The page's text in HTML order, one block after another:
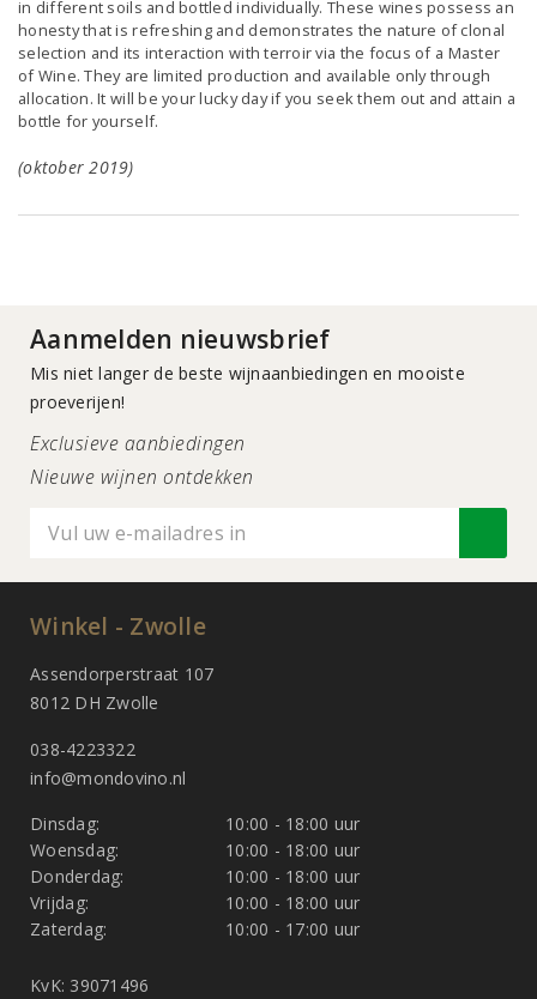
in different soils and bottled individually. These wines possess an
honesty that is refreshing and demonstrates the nature of clonal
selection and its interaction with terroir via the focus of a Master
of Wine. They are limited production and available only through
allocation. It will be your lucky day if you seek them out and attain a
bottle for yourself.
(oktober 2019)
Aanmelden nieuwsbrief
Mis niet langer de beste wijnaanbiedingen en mooiste
proeverijen!
Exclusieve aanbiedingen
Nieuwe wijnen ontdekken
Winkel - Zwolle
Assendorperstraat 107
8012 DH Zwolle
038-4223322
info@mondovino.nl
Dinsdag:
10:00 - 18:00 uur
Woensdag:
10:00 - 18:00 uur
Donderdag:
10:00 - 18:00 uur
Vrijdag:
10:00 - 18:00 uur
Zaterdag:
10:00 - 17:00 uur
KvK: 39071496